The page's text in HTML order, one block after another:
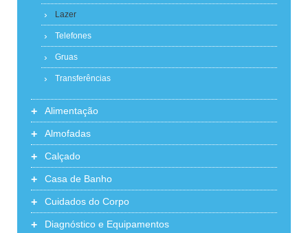
Lazer
Telefones
Gruas
Transferências
+ Alimentação
+ Almofadas
+ Calçado
+ Casa de Banho
+ Cuidados do Corpo
+ Diagnóstico e Equipamentos